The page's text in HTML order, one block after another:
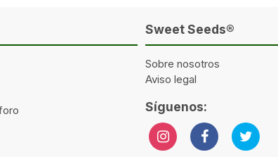
Sweet Seeds®
Sobre nosotros
Aviso legal
Síguenos: